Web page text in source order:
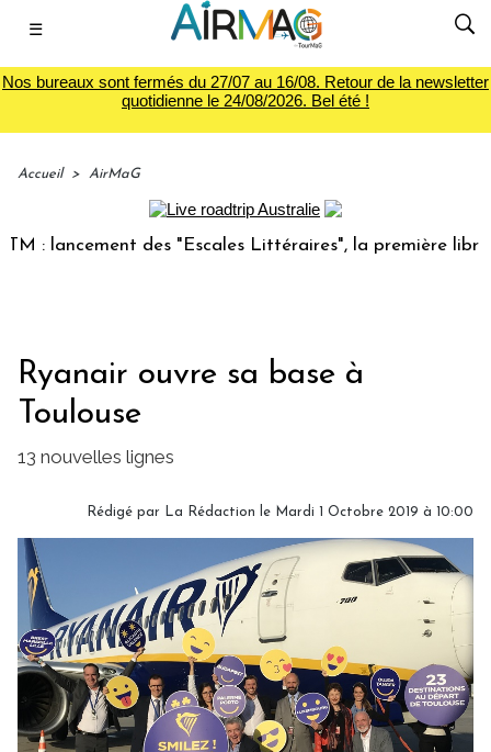
☰
Nos bureaux sont fermés du 27/07 au 16/08. Retour de la newsletter
quotidienne le 24/08/2026. Bel été !
Accueil > AirMaG
lancement des "Escales Littéraires", la première librairie
Ryanair ouvre sa base à
Toulouse
13 nouvelles lignes
Rédigé par La Rédaction le Mardi 1 Octobre 2019 à 10:00